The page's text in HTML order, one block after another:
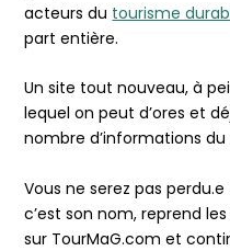
acteurs du tourisme
part entière.
Un site tout nouveau, à
lequel on peut d’ores et
nombre d’informations
Vous ne serez pas
c’est son nom, reprend
sur TourMaG.com et